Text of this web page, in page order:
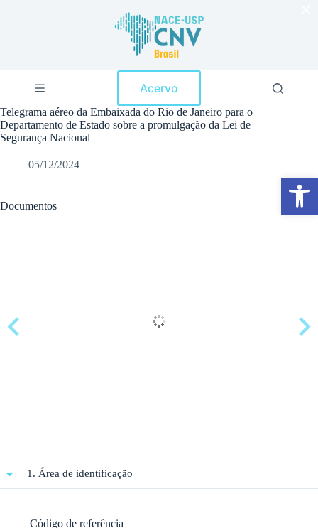
Abrir a barra de ferramentas
a
o
c
ú
Acervo
Telegrama aéreo da Embaixada do Rio de Janeiro para o
Departamento de Estado sobre a promulgação da Lei de
Segurança Nacional
05/12/2024
Documentos
1. Área de identificação
Código de referência